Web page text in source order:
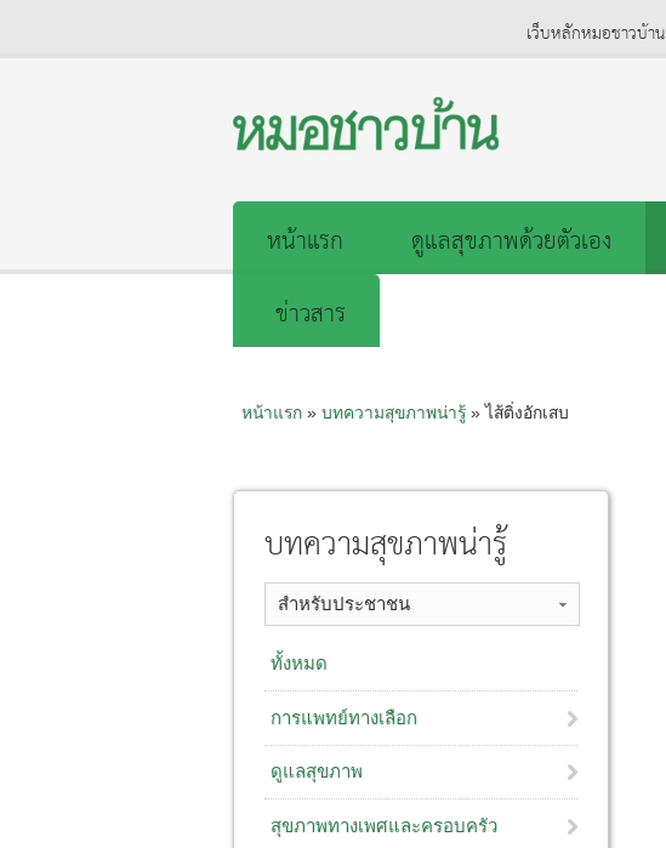
เว็บหลักหมอชาวบ้าน
หน้าแรก ดูแลสุขภาพด้วยตัวเอง
ข่าวสาร
หน้าแรก» บทความสุขภาพน่ารู้» ไส้ติ่งอักเสบ
บทความสุขภาพน่ารู้
สำหรับประชาชน
ทั้งหมด
การแพทย์ทางเลือก
ดูแลสุขภาพ
สุขภาพทางเพศและครอบครัว